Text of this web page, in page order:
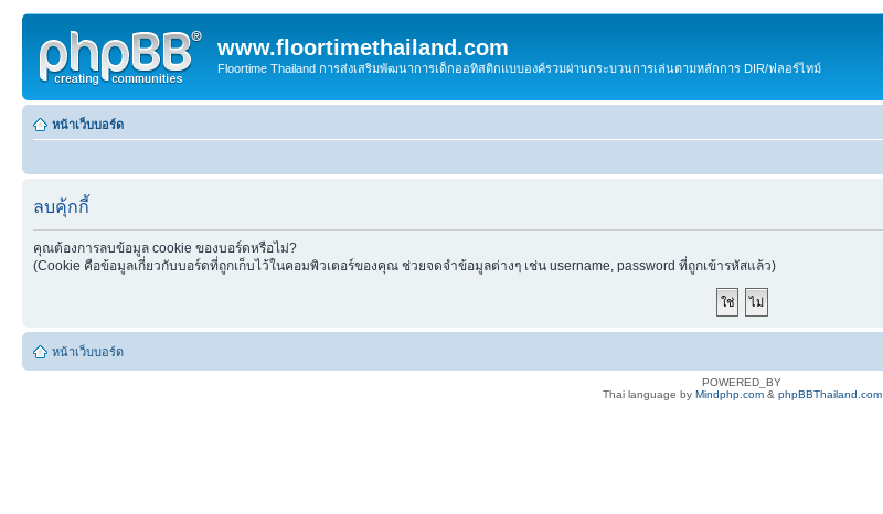
www.floortimethailand.com
Floortime Thailand การส่งเสริมพัฒนาการเด็กออทิสติกแบบองค์รวมผ่านกระบวนการเล่นตามหลักการ DIR/ฟลอร์ไทม์
หน้าเว็บบอร์ด
ลบคุ้กกี้
คุณต้องการลบข้อมูล cookie ของบอร์ดหรือไม่?
(Cookie คือข้อมูลเกี่ยวกับบอร์ดที่ถูกเก็บไว้ในคอมพิวเตอร์ของคุณ ช่วยจดจำข้อมูลต่างๆ เช่น username, password ที่ถูกเข้ารหัสแล้ว)
หน้าเว็บบอร์ด
POWERED_BY
Thai language by Mindphp.com& phpBBThailand.com